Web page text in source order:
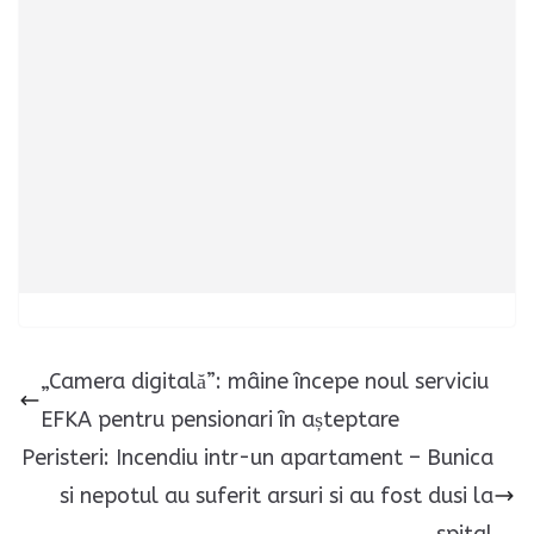
„Camera digitală”: mâine începe noul serviciu
EFKA pentru pensionari în așteptare
Peristeri: Incendiu intr-un apartament – Bunica
si nepotul au suferit arsuri si au fost dusi la